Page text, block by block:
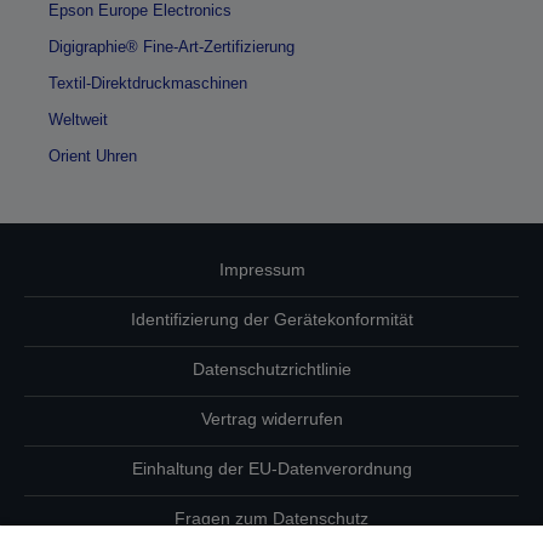
Epson Europe Electronics
Digigraphie® Fine-Art-Zertifizierung
Textil-Direktdruckmaschinen
Weltweit
Orient Uhren
Impressum
Identifizierung der Gerätekonformität
Datenschutzrichtlinie
Vertrag widerrufen
Einhaltung der EU-Datenverordnung
Fragen zum Datenschutz